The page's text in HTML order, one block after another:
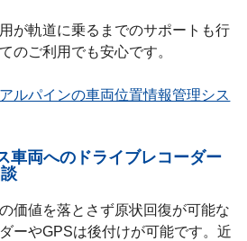
が軌道に乗るまでのサポートも行
のご利用でも安心です。
ルパインの車両位置情報管理シス
車両へのドライブレコーダー
価値を落とさず原状回復が可能な
ーやGPSは後付けが可能です。近